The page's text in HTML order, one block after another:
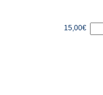
15,00€